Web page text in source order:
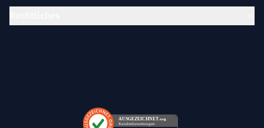
AUSGEZEICHNET .org
Kundenbewertungen